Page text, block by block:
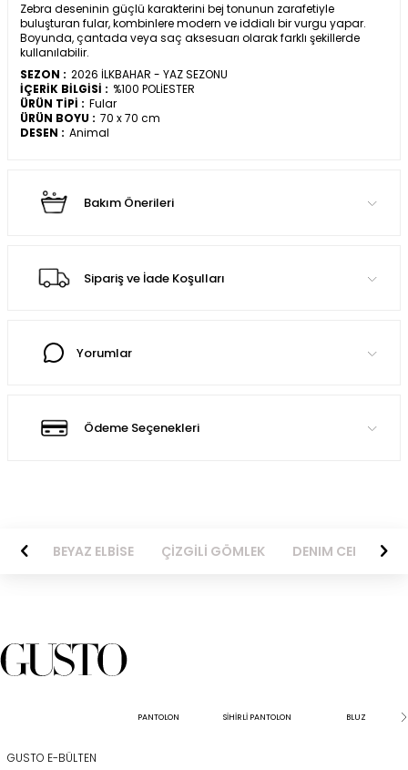
Zebra deseninin güçlü karakterini bej tonunun zarafetiyle
buluşturan fular, kombinlere modern ve iddialı bir vurgu yapar.
Boyunda, çantada veya saç aksesuarı olarak farklı şekillerde
kullanılabilir.
SEZON : 2026 İLKBAHAR - YAZ SEZONU
İÇERİK BİLGİSİ : %100 POLİESTER
ÜRÜN TİPİ : Fular
ÜRÜN BOYU : 70 x 70 cm
DESEN : Animal
Bakım Önerileri
Sipariş ve İade Koşulları
Yorumlar
Ödeme Seçenekleri
BEYAZ ELBİSE ÇİZGİLİ GÖMLEK DENIM CEKET
PANTOLON SİHİRLİ PANTOLON BLUZ
GUSTO E-BÜLTEN